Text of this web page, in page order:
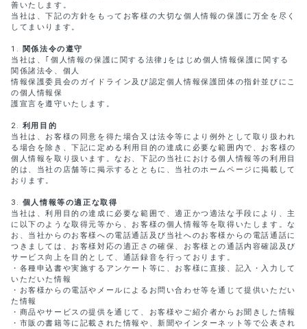
善いたします。
当社は、下記の方針をもってお客様の大切な個人情報の保護に万全を尽く
してまいります。
関係法令の遵守
当社は、｢個人情報の保護に関する法律｣をはじめ個人情報保護に関する
関係諸法令、個人
情報保護委員会のガイドライン及び認定個人情報保護団体の指針並びにこ
の個人情報保
護宣言を遵守いたします。
利用目的
当社は、お客様の同意を得た場合又は法令等により例外として取り扱われ
る場合を除き、下記に定める利用目的の達成に必要な範囲内で、お客様の
個人情報を取り扱います。なお、下記の当社における個人情報等の利用目
的は、当社の店舗等に掲示するとともに、当社のホームページに掲載して
おります。
個人情報等の適正な取得
当社は、利用目的の達成に必要な範囲で、適正かつ適法な手段により、主
に以下のような取得元等から、お客様の個人情報等を取得いたします。な
お、当社からのお客様への電話通話及び当社へのお客様からの電話通話に
つきましては、お客様対応の適正さの確保、お客様との通話内容確認及び
サービス向上を目的として、通話録音を行っております。
・各種申込書や実施するアンケート等に、お客様に直接、記入・入力して
いただいた情報
・お客様からの電話やメールによるお問い合わせ等を通じて提供いただい
た情報
・商品やサービスの提供を通じて、お客様やご紹介者からお聞きした情報
・市販の書籍等に記載された情報や、新聞やインターネット等で公表され